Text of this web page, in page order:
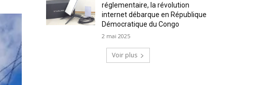
réglementaire, la révolution
internet débarque en République
Démocratique du Congo
2 mai 2025
Voir plus